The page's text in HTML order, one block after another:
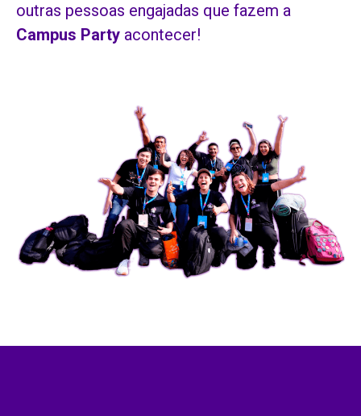
outras pessoas engajadas que fazem a
Campus Party acontecer!